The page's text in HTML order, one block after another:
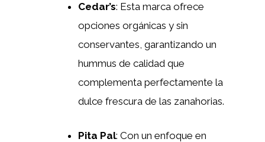
Cedar’s: Esta marca ofrece
opciones orgánicas y sin
conservantes, garantizando un
hummus de calidad que
complementa perfectamente la
dulce frescura de las zanahorias.
Pita Pal: Con un enfoque en